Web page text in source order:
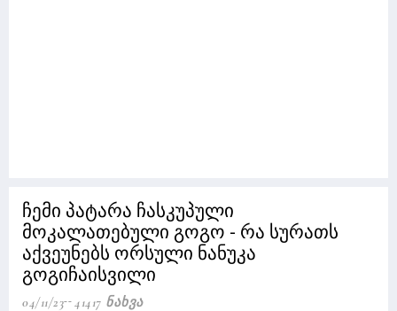
ჩემი პატარა ჩასკუპული
მოკალათებული გოგო - რა სურათს
აქვეუნებს ორსული ნანუკა
გოგიჩაისვილი
04/11/23 41417 Ნახვა